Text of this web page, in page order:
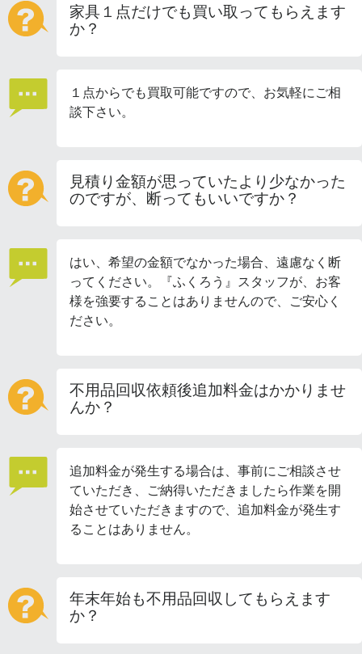
家具１点だけでも買い取ってもらえます
か？
１点からでも買取可能ですので、お気軽にご相
談下さい。
見積り金額が思っていたより少なかった
のですが、断ってもいいですか？
はい、希望の金額でなかった場合、遠慮なく断
ってください。『ふくろう』スタッフが、お客
様を強要することはありませんので、ご安心く
ださい。
不用品回収依頼後追加料金はかかりませ
んか？
追加料金が発生する場合は、事前にご相談させ
ていただき、ご納得いただきましたら作業を開
始させていただきますので、追加料金が発生す
ることはありません。
年末年始も不用品回収してもらえます
か？